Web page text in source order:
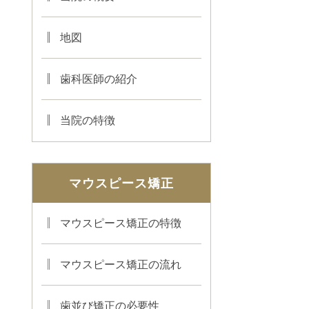
地図
歯科医師の紹介
当院の特徴
マウスピース矯正
マウスピース矯正の特徴
マウスピース矯正の流れ
歯並び矯正の必要性